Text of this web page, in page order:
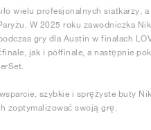
wielu profesjonalnych siatkarzy,
W 2025 roku zawodniczka
gry dla Austin w finałach
jak i półfinale, a następnie
szybkie i sprężyste buty
zoptymalizować swoją grę.